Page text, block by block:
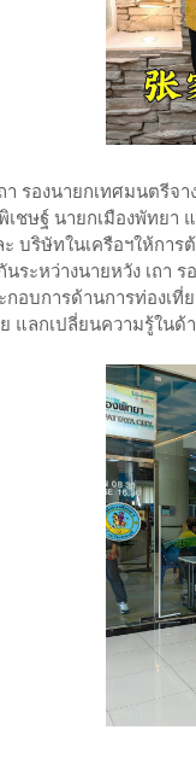
า รองนายกเทศมนตรีจ
เชษฐ์ นายกเมืองพัทยา
บริษัทในเครือฯให้การ
ะหว่างนายหวัง เถา รอ
กอบการด้านการท่องเ
แลกเปลี่ยนความรู้ในด้า